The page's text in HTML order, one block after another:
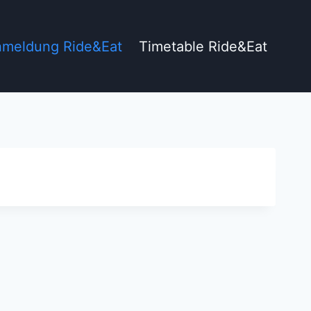
Ride&Eat Timetable Ride&Eat